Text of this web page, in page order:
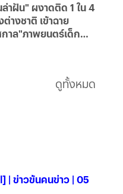
าฝัน" ผงาดติด 1 ใน 4
ต่างชาติ เข้าฉาย
กาล"ภาพยนตร์เด็ก
ดูทั้งหมด
| ข่าวข้นคนข่าว | 05